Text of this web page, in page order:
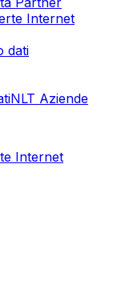
Internet
dati
NLT Aziende
Internet